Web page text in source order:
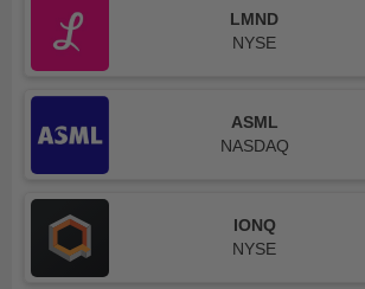
LMND
NYSE
ASML
NASDAQ
IONQ
NYSE